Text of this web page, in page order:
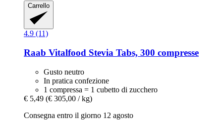
Carrello
4.9 (11)
Raab Vitalfood Stevia Tabs, 300 compresse
Gusto neutro
In pratica confezione
1 compressa = 1 cubetto di zucchero
€ 5,49 (€ 305,00 / kg)
Consegna entro il giorno 12 agosto